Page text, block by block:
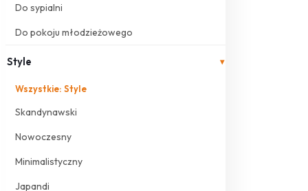
Do sypialni
Do pokoju młodzieżowego
Style ▾
Wszystkie: Style
Skandynawski
Nowoczesny
Minimalistyczny
Japandi